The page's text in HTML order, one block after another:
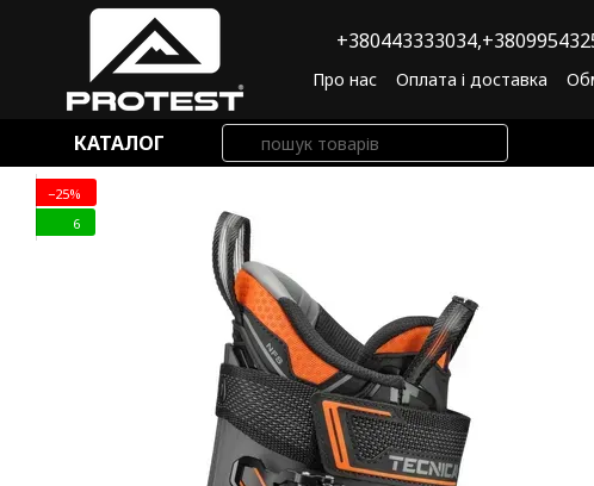
Перейти до основного контенту
+380443333034,
Про нас Оплата і доставка
КАТАЛОГ
−25%
6